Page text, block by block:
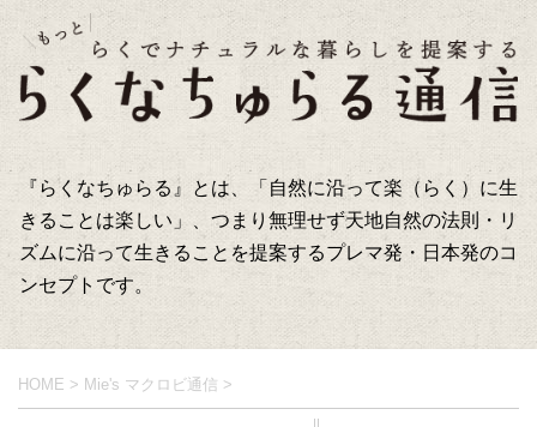
『らくなちゅらる』とは、「自然に沿って楽（らく）に生
きることは楽しい」、つまり無理せず天地自然の法則・リ
ズムに沿って生きることを提案するプレマ発・日本発のコ
ンセプトです。
HOME > Mie's マクロビ通信 >